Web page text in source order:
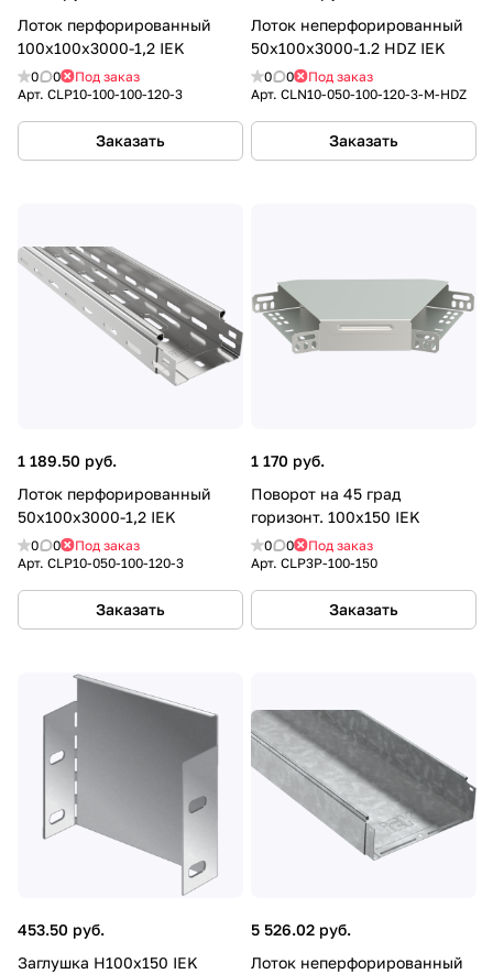
Лоток перфорированный
100х100х3000-1,2 IEK
0 0
Под заказ
Арт. CLP10-100-100-120-3
Заказать
Лоток неперфорированный
50х100х3000-1.2 HDZ IEK
0 0
Под заказ
Арт. CLN10-050-100-120-3-M-HDZ
Заказать
1 189.50 руб.
Лоток перфорированный
50х100х3000-1,2 IEK
0 0
Под заказ
Арт. CLP10-050-100-120-3
Заказать
1 170 руб.
Поворот на 45 град
горизонт. 100х150 IEK
0 0
Под заказ
Арт. CLP3P-100-150
Заказать
453.50 руб.
Заглушка Н100х150 IEK
5 526.02 руб.
Лоток неперфорированный